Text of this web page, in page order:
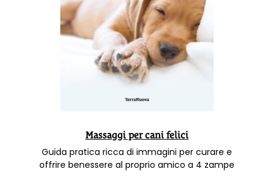
Massaggi per cani felici
Guida pratica ricca di immagini per curare e
offrire benessere al proprio amico a 4 zampe